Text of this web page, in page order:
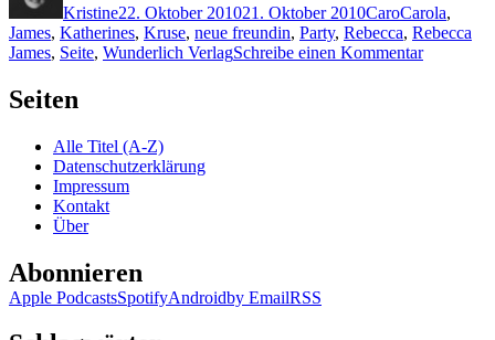
Kristine22. Oktober 201021. Oktober 2010CaroCarola,
James, Katherines, Kruse, neue freundin, Party, Rebecca, Rebecca
James, Seite, Wunderlich VerlagSchreibe einen Kommentarzu
Seiten
Alle Titel (A-Z)
Datenschutzerklärung
Impressum
Kontakt
Über
Abonnieren
Apple PodcastsSpotifyAndroidby EmailRSS